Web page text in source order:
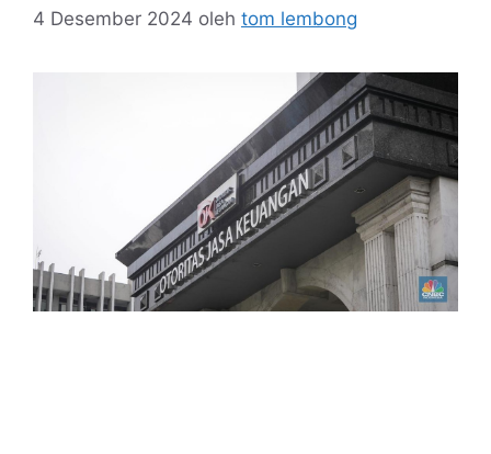
4 Desember 2024 oleh tom lembong